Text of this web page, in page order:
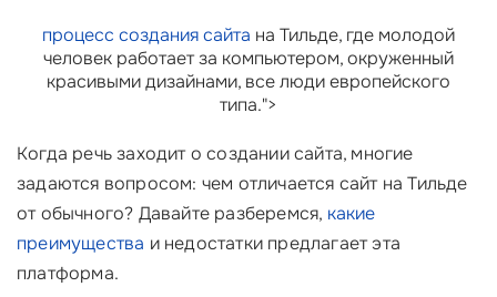
процесс создания сайта на Тильде, где молодой
человек работает за компьютером, окруженный
красивыми дизайнами, все люди европейского
типа.">
Когда речь заходит о создании сайта, многие
задаются вопросом: чем отличается сайт на Тильде
от обычного? Давайте разберемся, какие
преимущества и недостатки предлагает эта
платформа.